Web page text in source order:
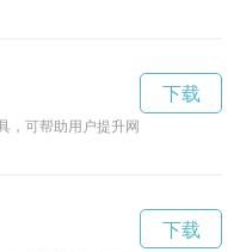
，可帮助用户提升网络速度，改善
下载
下载